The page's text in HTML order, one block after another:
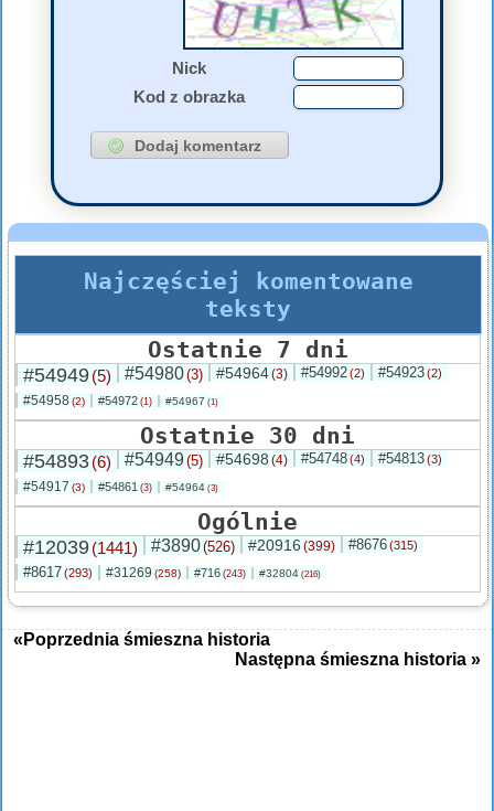
Nick
Kod z obrazka
Najczęściej komentowane
teksty
Ostatnie 7 dni
#54949(5) #54980(3) #54964(3) #54992(2) #54923(2)
#54958 (2) #54972 (1) #54967 (1)
Ostatnie 30 dni
#54893(6) #54949(5) #54698 (4) #54748(4) #54813(3)
#54917 (3) #54861 (3) #54964 (3)
Ogólnie
#12039(1441) #3890(526) #20916 (399) #8676(315)
#8617(293) #31269 (258) #716 (243) #32804 (216)
«Poprzednia śmieszna historia
Następna śmieszna historia »